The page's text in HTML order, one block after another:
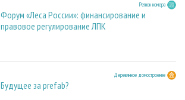
Регион номера
Форум «Леса России»: финансирование и
правовое регулирование ЛПК
Деревянное домостроение
Будущее за prefab?